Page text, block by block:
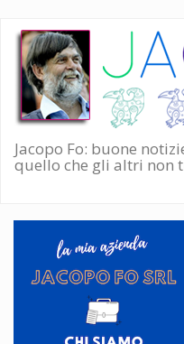
Salta
contenuto
principale
Jacopo Fo: buone
quello che gli altri non